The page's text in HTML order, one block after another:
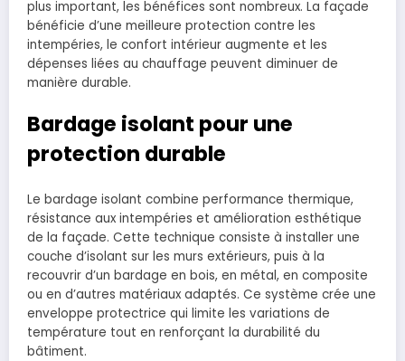
plus important, les bénéfices sont nombreux. La façade
bénéficie d’une meilleure protection contre les
intempéries, le confort intérieur augmente et les
dépenses liées au chauffage peuvent diminuer de
manière durable.
Bardage isolant pour une
protection durable
Le bardage isolant combine performance thermique,
résistance aux intempéries et amélioration esthétique
de la façade. Cette technique consiste à installer une
couche d’isolant sur les murs extérieurs, puis à la
recouvrir d’un bardage en bois, en métal, en composite
ou en d’autres matériaux adaptés. Ce système crée une
enveloppe protectrice qui limite les variations de
température tout en renforçant la durabilité du
bâtiment.